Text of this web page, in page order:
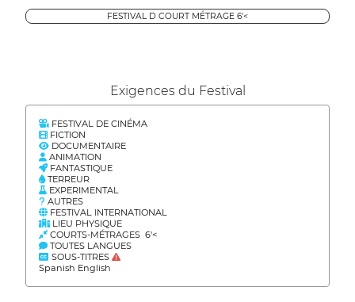
FESTIVAL D COURT MÉTRAGE 6'<
Exigences du Festival
FESTIVAL DE CINÉMA
FICTION
DOCUMENTAIRE
ANIMATION
FANTASTIQUE
TERREUR
EXPERIMENTAL
AUTRES
FESTIVAL INTERNATIONAL
LIEU PHYSIQUE
COURTS-MÉTRAGES 6'<
TOUTES LANGUES
SOUS-TITRES
Spanish English